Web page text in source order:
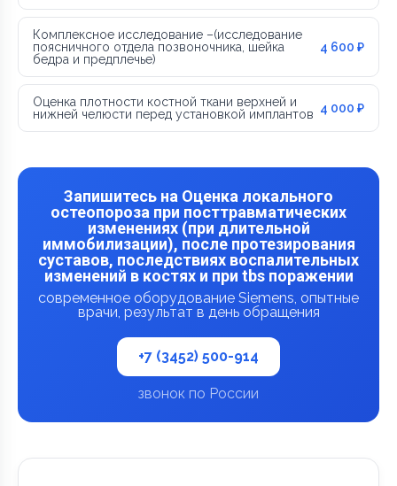
Комплексное исследование –(исследование
поясничного отдела позвоночника, шейка
бедра и предплечье)
4 600 ₽
Оценка плотности костной ткани верхней и
нижней челюсти перед установкой имплантов 4 000 ₽
Запишитесь на Оценка локального
остеопороза при посттравматических
изменениях (при длительной
иммобилизации), после протезирования
суставов, последствиях воспалительных
изменений в костях и при tbs поражении
современное оборудование Siemens, опытные
врачи, результат в день обращения
+7 (3452) 500-914
звонок по России